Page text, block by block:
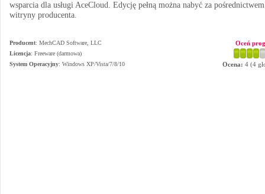
wsparcia dla usługi AceCloud. Edycję pełną można nabyć za pośrednictwem
witryny producenta.
Producent: MechCAD Software, LLC
Licencja: Freeware (darmowa)
System Operacyjny: Windows XP/Vista/7/8/10
Oceń
Ocena: 4 (4